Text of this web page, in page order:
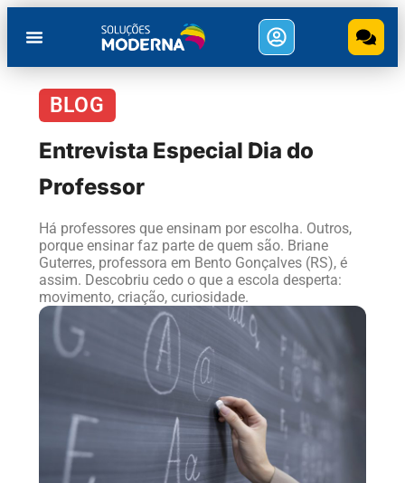
BLOG
Entrevista Especial Dia do
Professor
Há professores que ensinam por escolha. Outros,
porque ensinar faz parte de quem são. Briane
Guterres, professora em Bento Gonçalves (RS), é
assim. Descobriu cedo o que a escola desperta:
movimento, criação, curiosidade.